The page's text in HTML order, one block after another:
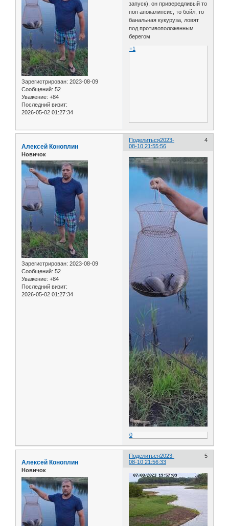
Зарегистрирован: 2023-08-09
Сообщений: 52
Уважение: +84
Последний визит:
2026-05-02 01:27:34
запуск), он привередливый то
поп апокалипсис, то бойл, то
банальная кукуруза, ловят
под противоположенным
берегом
+1
Поделиться 4
2023-
08-10 21:55:56
Алексей Коноплин
Новичок
Зарегистрирован: 2023-08-09
Сообщений: 52
Уважение: +84
Последний визит:
2026-05-02 01:27:34
0
Поделиться 5
2023-
08-10 21:56:33
Алексей Коноплин
Новичок